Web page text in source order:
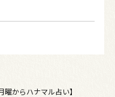
からハナマル占い】